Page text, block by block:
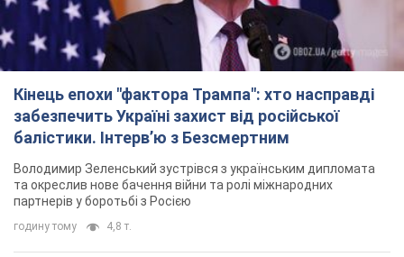
Кінець епохи "фактора Трампа": хто насправді
забезпечить Україні захист від російської
балістики. Інтерв’ю з Безсмертним
Володимир Зеленський зустрівся з українським дипломата
та окреслив нове бачення війни та ролі міжнародних
партнерів у боротьбі з Росією
годину тому 4,8 т.